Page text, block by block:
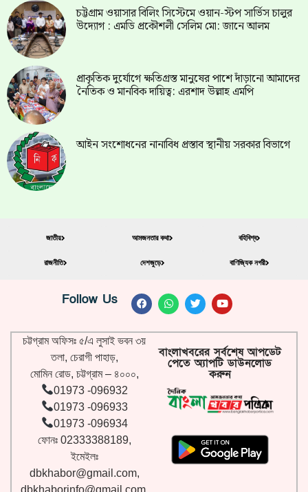
চট্টগ্রাম ওয়াসার বিলিং সিস্টেমে ওয়ান-স্টপ সার্ভিস চালুর
উদ্যোগ : এমডি প্রকৌশলী সেলিম মো: জানে আলম
প্রাকৃতিক দুর্যোগে ক্ষতিগ্রস্ত মানুষের পাশে দাঁড়ানো আমাদের
নৈতিক ও মানবিক দায়িত্ব: এরশাদ উল্লাহ এমপি
আইন সংশোধনের নানাবিধ প্রস্তাব স্থানীয় সরকার বিভাগে
জাতীয়
রাজনীতি
আমজনতার কথা
দেশজুড়ে
বহিবিশ্ব
বাণিজ্যিক নগরী
Follow Us
চট্টগ্রাম অফিসঃ ৫/এ লুসাই ভবন ৩য়
তলা, চেরাগী পাহাড়,
মোমিন রোড, চট্টগ্রাম – ৪০০০,
01973 -096932
01973 -096933
01973 -096934
ফোনঃ 02333388189,
ইমেইলঃ
dbkhabor@gmail.com,
dbkhaborinfo@gmail.com,
বাংলাখবরের সর্বশেষ আপডেট
পেতে অ্যাপটি ডাউনলোড
করুন